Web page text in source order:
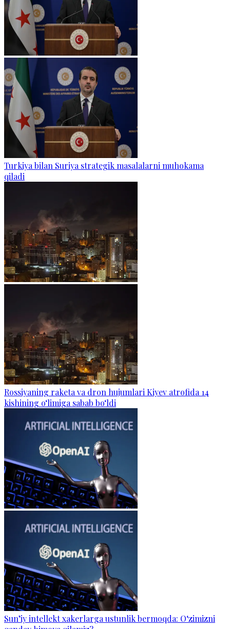
Turkiya bilan Suriya strategik masalalarni muhokama
qiladi
Rossiyaning raketa va dron hujumlari Kiyev atrofida 14
kishining o‘limiga sabab bo‘ldi
Sun’iy intellekt xakerlarga ustunlik bermoqda: O‘zimizni